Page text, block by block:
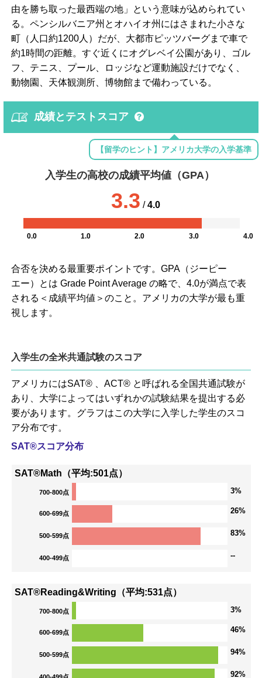
由を勝ち取った最西端の地」という意味が込められてい
る。ペンシルバニア州とオハイオ州にはさまれた小さな
町（人口約1200人）だが、大都市ピッツバーグまで車で
約1時間の距離。すぐ近くにオグレベイ公園があり、ゴル
フ、テニス、プール、ロッジなど運動施設だけでなく、
動物園、天体観測所、博物館まで備わっている。
成績とテストスコア
【留学のヒント】アメリカ大学の入学基準
入学生の高校の成績平均値（GPA）
3.3 /4.0
0.0 1.0 2.0 3.0 4.0
合否を決める最重要ポイントです。GPA（ジーピー
エー）とは Grade Point Average の略で、4.0が満点で表
される＜成績平均値＞のこと。アメリカの大学が最も重
視します。
入学生の全米共通試験のスコア
アメリカにはSAT® 、ACT® と呼ばれる全国共通試験が
あり、大学によってはいずれかの試験結果を提出する必
要があります。グラフはこの大学に入学した学生のスコ
ア分布です。
SAT®スコア分布
SAT®Math（平均:501点）
700-800点 3%
600-699点 26%
500-599点 83%
400-499点 --
SAT®Reading&Writing（平均:531点）
700-800点 3%
600-699点 46%
500-599点 94%
400-499点 92%